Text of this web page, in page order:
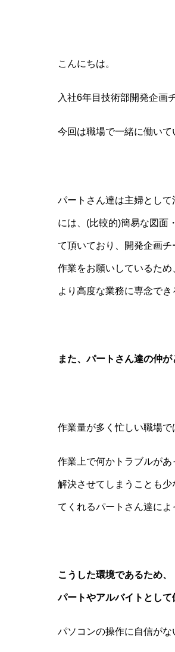
こんにちは。
入社6年目技術部開発企画
今回は職場で一緒に働いて
パートさん達は主婦とし
には、(比較的)簡易な図面
て頂いており、開発企画
作業をお願いしているた
より高度な業務に専念でき
また、パートさん達の仲
作業量が多く忙しい職場で
作業上で何かトラブルが
解決させてしまうことも
てくれるパートさん達によ
こうした環境であるため、
パートやアルバイトとして
パソコンの操作に自信がな